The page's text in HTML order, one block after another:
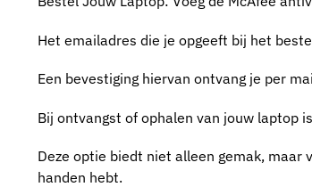
Het emailadres die je opgeeft bij het
Een bevestiging hiervan ontvang je per
Bij ontvangst of ophalen van jouw laptop
Deze optie biedt niet alleen gemak, maar
handen hebt.